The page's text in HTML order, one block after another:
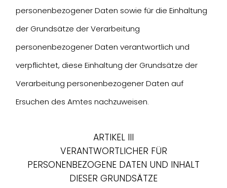
personenbezogener Daten sowie für die Einhaltung
der Grundsätze der Verarbeitung
personenbezogener Daten verantwortlich und
verpflichtet, diese Einhaltung der Grundsätze der
Verarbeitung personenbezogener Daten auf
Ersuchen des Amtes nachzuweisen.
ARTIKEL III
VERANTWORTLICHER FÜR
PERSONENBEZOGENE DATEN UND INHALT
DIESER GRUNDSÄTZE